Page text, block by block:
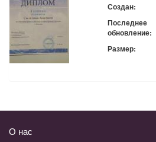
Создан:
Последнее
обновление:
Размер:
О нас